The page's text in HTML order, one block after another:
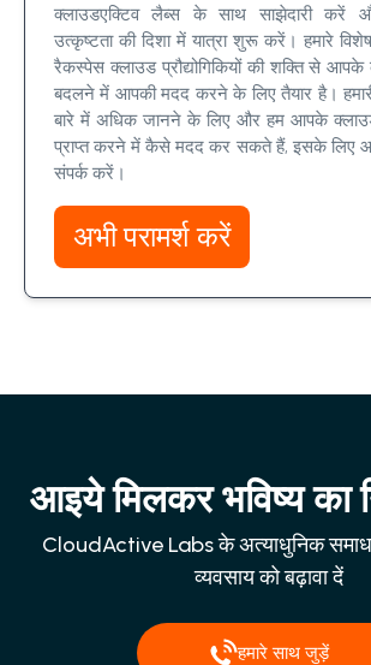
क्लाउडएक्टिव लैब्स के साथ साझेदारी करें
उत्कृष्टता की दिशा में यात्रा शुरू करें। हमारे
रैकस्पेस क्लाउड प्रौद्योगिकियों की शक्ति से आपके
बदलने में आपकी मदद करने के लिए तैयार है।
बारे में अधिक जानने के लिए और हम आपके क्लाउड
प्राप्त करने में कैसे मदद कर सकते हैं, इसके लिए
संपर्क करें।
अभी परामर्श करें
आइये मिलकर भविष्य का
CloudActive Labs के अत्याधुनिक
व्यवसाय को बढ़ावा दें
हमारे साथ जुड़ें